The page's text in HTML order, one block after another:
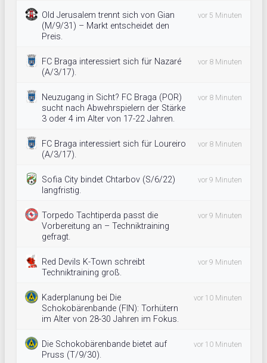
Old Jerusalem trennt sich von Gian
(M/9/31) – Markt entscheidet den
Preis.
vor 5 Minuten
FC Braga interessiert sich für Nazaré
(A/3/17).
vor 8 Minuten
Neuzugang in Sicht? FC Braga (POR)
sucht nach Abwehrspielern der Stärke
3 oder 4 im Alter von 17-22 Jahren.
vor 8 Minuten
FC Braga interessiert sich für Loureiro
(A/3/17).
vor 8 Minuten
Sofia City bindet Chtarbov (S/6/22)
langfristig.
vor 9 Minuten
Torpedo Tachtiperda passt die
Vorbereitung an – Techniktraining
gefragt.
vor 9 Minuten
Red Devils K-Town schreibt
Techniktraining groß.
vor 9 Minuten
Kaderplanung bei Die
Schokobärenbande (FIN): Torhütern
im Alter von 28-30 Jahren im Fokus.
vor 10 Minuten
Die Schokobärenbande bietet auf
Pruss (T/9/30).
vor 10 Minuten